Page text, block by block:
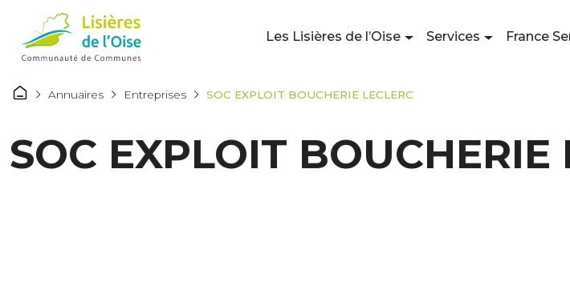
Les Lisières de l’Oise Services France
Annuaires Entreprises SOC EXPLOIT BOUCHERIE LECLERC
SOC EXPLOIT BOUCHERIE